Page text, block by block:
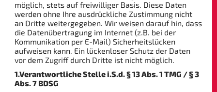
möglich, stets auf freiwilliger Basis. Diese Daten
werden ohne Ihre ausdrückliche Zustimmung nicht
an Dritte weitergegeben. Wir weisen darauf hin, dass
die Datenübertragung im Internet (z.B. bei der
Kommunikation per E-Mail) Sicherheitslücken
aufweisen kann. Ein lückenloser Schutz der Daten
vor dem Zugriff durch Dritte ist nicht möglich.
1.Verantwortliche Stelle i.S.d. § 13 Abs. 1 TMG / § 3
Abs. 7 BDSG